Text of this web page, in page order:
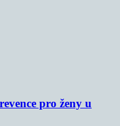
pro ženy u